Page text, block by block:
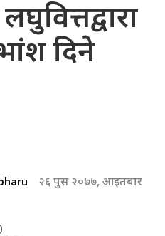
दिने
२६ पुस २०७७, आइतबार